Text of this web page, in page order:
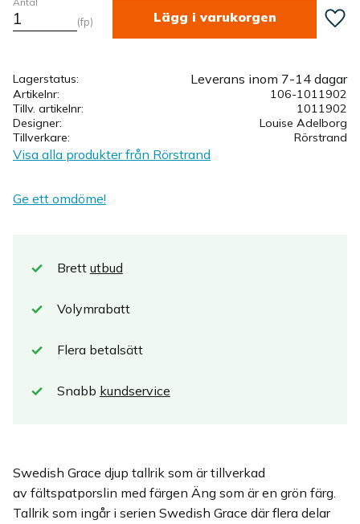
fp Lägg
Lagerstatus Leverans inom 7-14 dagar
Artikelnr
106-1011902
Tillv. artikelnr
1011902
Designer
Louise Adelborg
Tillverkare
Rörstrand
Visa alla produkter från Rörstrand
Ge ett omdöme!
Brett utbud
Volymrabatt
Flera betalsätt
Snabb kundservice
Swedish Grace djup tallrik som är tillverkad
av fältspatporslin med färgen Äng som är en grön färg.
Tallrik som ingår i serien Swedish Grace där flera delar